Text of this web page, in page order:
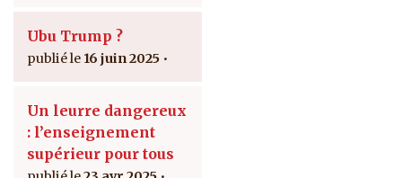
Ubu Trump ?
16 juin 2025
Un leurre dangereux
: l’enseignement
supérieur pour tous